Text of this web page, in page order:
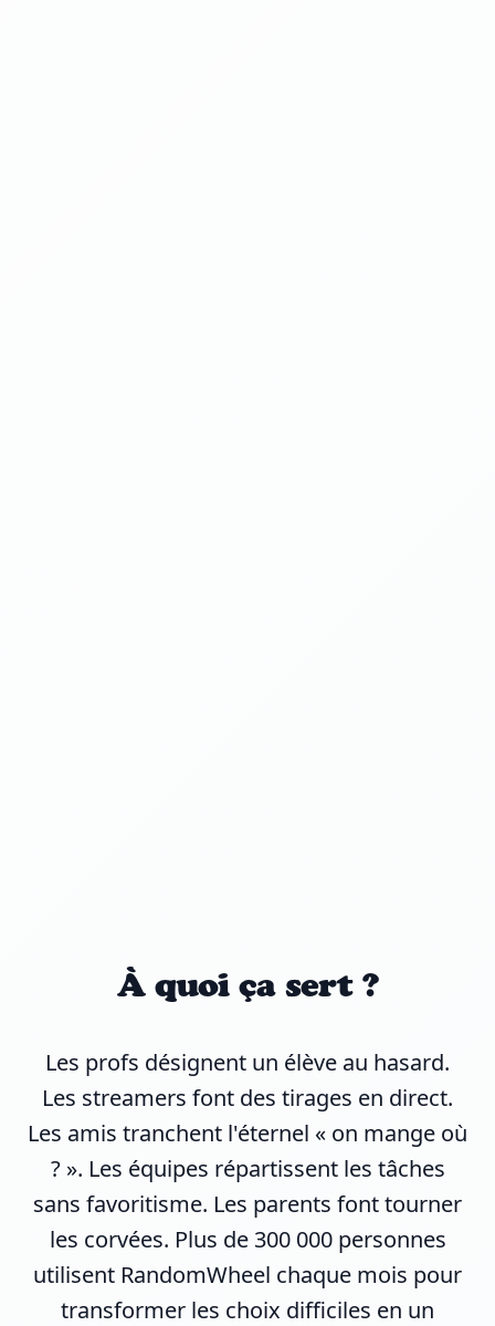
À quoi ça sert ?
Les profs désignent un élève au hasard.
Les streamers font des tirages en direct.
Les amis tranchent l'éternel « on mange où
? ». Les équipes répartissent les tâches
sans favoritisme. Les parents font tourner
les corvées. Plus de 300 000 personnes
utilisent RandomWheel chaque mois pour
transformer les choix difficiles en un